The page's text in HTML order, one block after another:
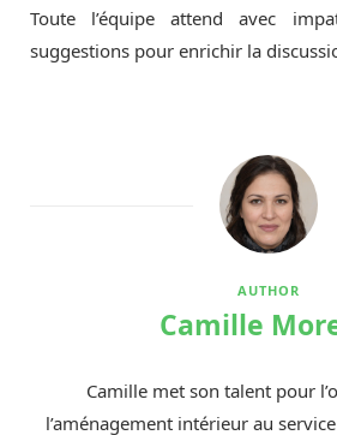
Toute l’équipe attend avec
suggestions pour enrichir la
AUTHOR
Camille
Camille met son talent pour
l’aménagement intérieur au